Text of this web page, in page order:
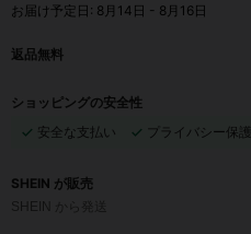
お届け予定日: 8月14日 - 8月16日
返品無料
ショッピングの安全性
安全な支払い
プライバシー保護
SHEIN が販売
SHEIN から発送